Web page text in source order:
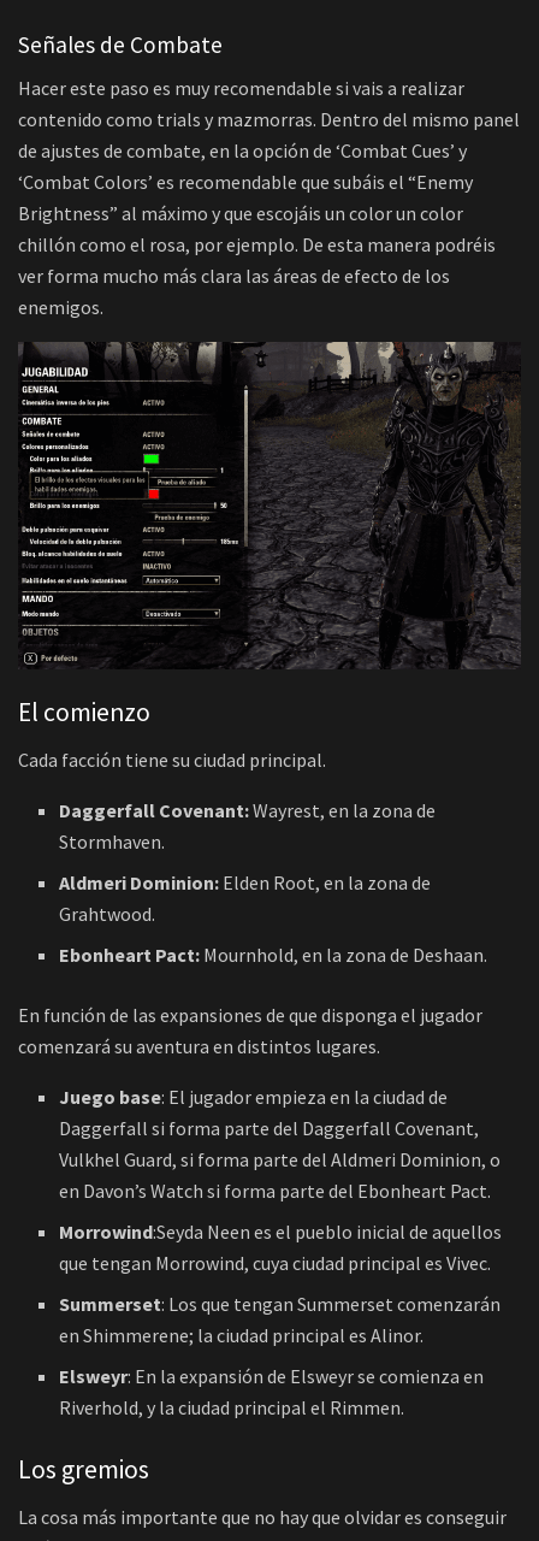
Señales de Combate
Hacer este paso es muy recomendable si vais a realizar
contenido como trials y mazmorras. Dentro del mismo panel
de ajustes de combate, en la opción de ‘Combat Cues’ y
‘Combat Colors’ es recomendable que subáis el “Enemy
Brightness” al máximo y que escojáis un color un color
chillón como el rosa, por ejemplo. De esta manera podréis
ver forma mucho más clara las áreas de efecto de los
enemigos.
El comienzo
Cada facción tiene su ciudad principal.
Daggerfall Covenant:Wayrest, en la zona de
Stormhaven.
Aldmeri Dominion: Elden Root, en la zona de
Grahtwood.
Ebonheart Pact: Mournhold, en la zona de Deshaan.
En función de las expansiones de que disponga el jugador
comenzará su aventura en distintos lugares.
Juego base: El jugador empieza en la ciudad de
Daggerfall si forma parte del Daggerfall Covenant,
Vulkhel Guard, si forma parte del Aldmeri Dominion, o
en Davon’s Watch si forma parte del Ebonheart Pact.
Morrowind:Seyda Neen es el pueblo inicial de aquellos
que tengan Morrowind, cuya ciudad principal es Vivec.
Summerset: Los que tengan Summerset comenzarán
en Shimmerene; la ciudad principal es Alinor.
Elsweyr: En la expansión de Elsweyr se comienza en
Riverhold, y la ciudad principal el Rimmen.
Los gremios
La cosa más importante que no hay que olvidar es conseguir